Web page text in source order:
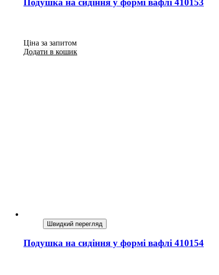
Ціна за запитом
Додати в кошик
Швидкий перегляд
Подушка на сидіння у формі вафлі 410154